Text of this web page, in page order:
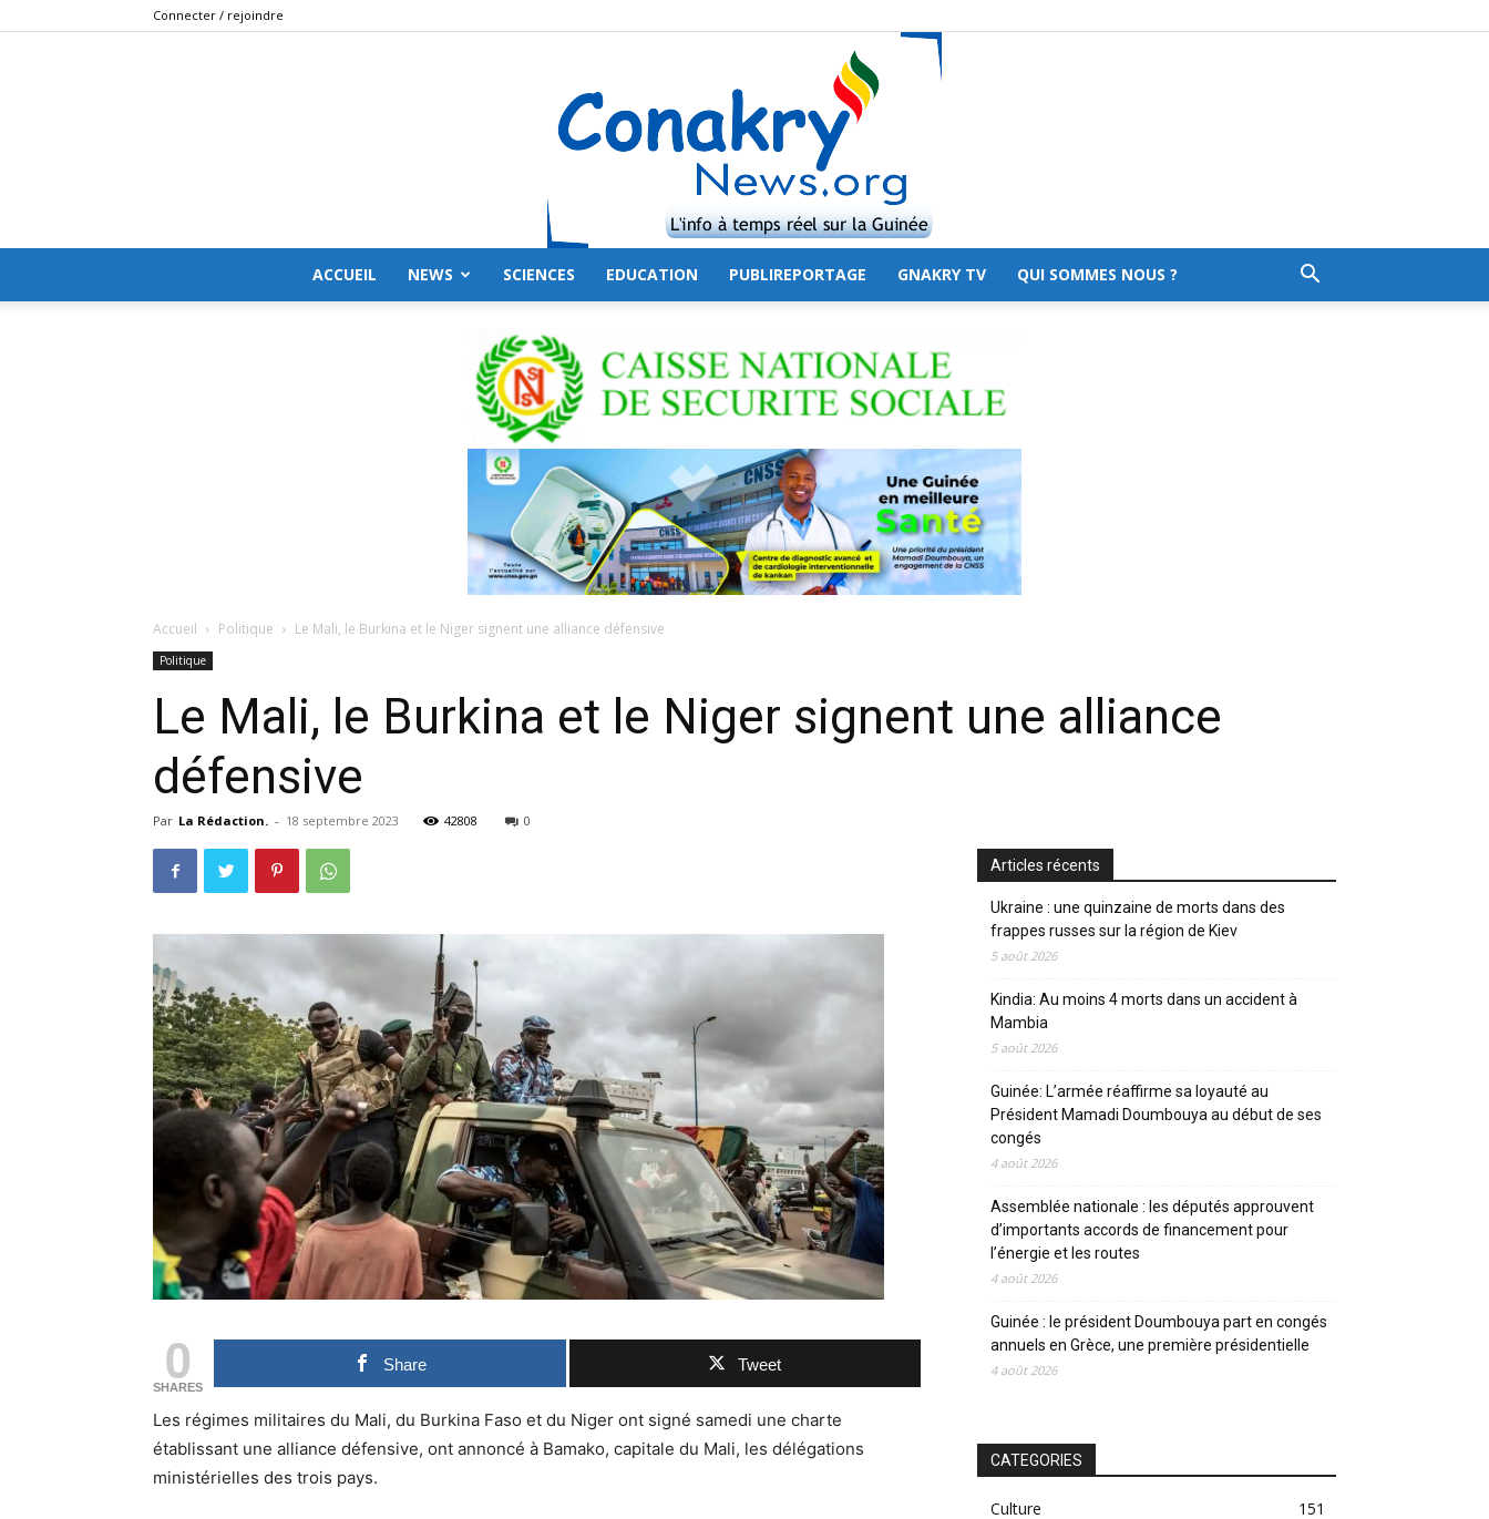
Connecter / rejoindre
ACCUEIL NEWS SCIENCES EDUCATION PUBLIREPORTAGE GNAKRY TV QUI SOMMES NOUS ?
Accueil Politique Le Mali, le Burkina et le Niger signent une alliance défensive
Politique
Le Mali, le Burkina et le Niger signent une alliance
défensive
Par La Rédaction. - 18 septembre 2023 42808 0
0
SHARES
Share Tweet
Les régimes militaires du Mali, du Burkina Faso et du Niger ont signé samedi une charte
établissant une alliance défensive, ont annoncé à Bamako, capitale du Mali, les délégations
ministérielles des trois pays.
Articles récents
Ukraine : une quinzaine de morts dans des
frappes russes sur la région de Kiev
5 août 2026
Kindia: Au moins 4 morts dans un accident à
Mambia
5 août 2026
Guinée: L’armée réaffirme sa loyauté au
Président Mamadi Doumbouya au début de ses
congés
4 août 2026
Assemblée nationale : les députés approuvent
d’importants accords de financement pour
l’énergie et les routes
4 août 2026
Guinée : le président Doumbouya part en congés
annuels en Grèce, une première présidentielle
4 août 2026
CATEGORIES
Culture
151